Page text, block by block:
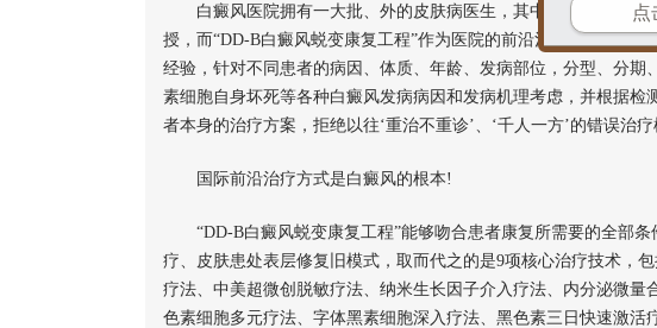
白癜风医院拥有一大批、外的皮肤病医生，其中不乏享誉外的
授，而“DD-B白癜风蜕变康复工程”作为医院的前沿治疗体系正是
经验，针对不同患者的病因、体质、年龄、发病部位，分型、分
素细胞自身坏死等各种白癜风发病病因和发病机理考虑，并根据检
者本身的治疗方案，拒绝以往‘重治不重诊’、‘千人一方’的错误治疗
国际前沿治疗方式是白癜风的根本!
“DD-B白癜风蜕变康复工程”能够吻合患者康复所需要的全部条
疗、皮肤患处表层修复旧模式，取而代之的是9项核心治疗技术，
疗法、中美超微创脱敏疗法、纳米生长因子介入疗法、内分泌微
色素细胞多元疗法、字体黑素细胞深入疗法、黑色素三日快速激活
点